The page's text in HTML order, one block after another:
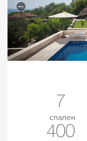
7
спален
400